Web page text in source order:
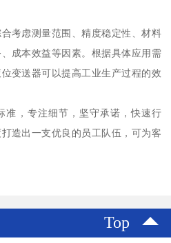
考虑测量范围、精度稳定性、材料
成本效益等因素。根据具体应用需
变送器可以提高工业生产过程的效
准，专注细节，坚守承诺，快速行
造出一支优良的员工队伍，可为客
Top